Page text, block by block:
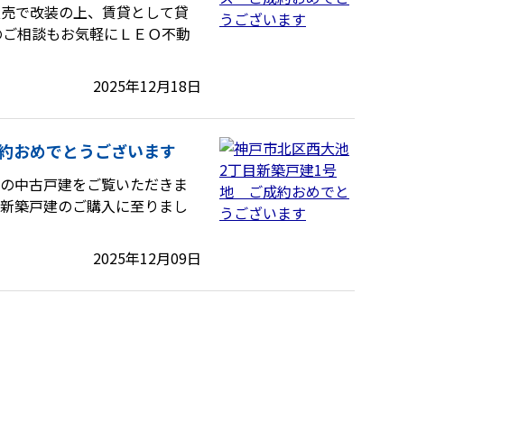
で改装の上、賃貸として貸
相談もお気軽にＬＥＯ不動
2025年12月18日
おめでとうございます
中古戸建をご覧いただきま
築戸建のご購入に至りまし
2025年12月09日